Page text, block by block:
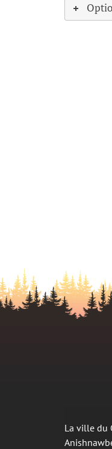
La ville du